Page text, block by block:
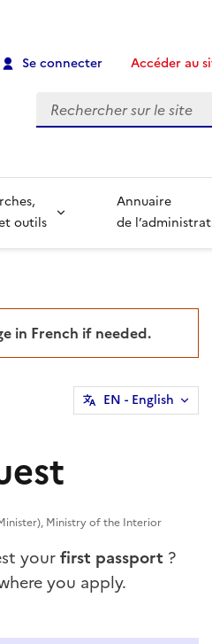
Se connecter Accéder au
Recherche
outils
Annuaire
de
in French if needed.
EN - English
Ministry of the Interior
yourfirst passport ?
you apply.